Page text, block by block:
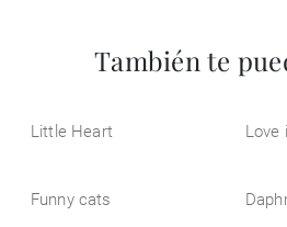
También te
Little Heart Love
Funny cats